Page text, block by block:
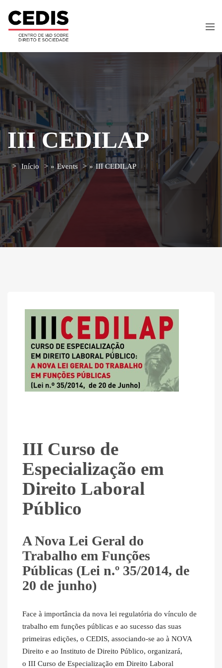
III CEDILAP
Início » Events » III CEDILAP
III Curso de
Especialização em
Direito Laboral
Público
A Nova Lei Geral do
Trabalho em Funções
Públicas (Lei n.º 35/2014, de
20 de junho)
Face à importância da nova lei regulatória do vínculo de
trabalho em funções públicas e ao sucesso das suas
primeiras edições, o CEDIS, associando-se ao à NOVA
Direito e ao Instituto de Direito Público, organizará,
o III Curso de Especialização em Direito Laboral